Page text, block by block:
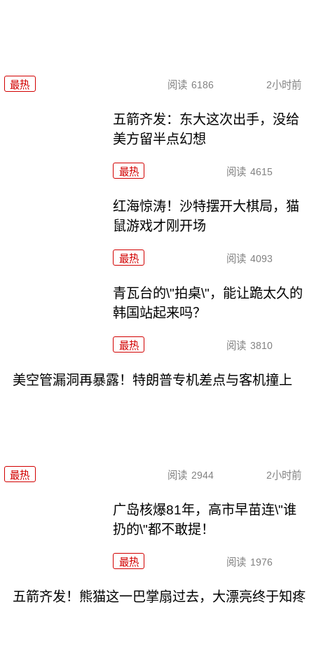
最热 阅读 6186 2小时前
五箭齐发：东大这次出手，没给
美方留半点幻想
最热 阅读 4615
红海惊涛！沙特摆开大棋局，猫
鼠游戏才刚开场
最热 阅读 4093
青瓦台的\"拍桌\"，能让跪太久的
韩国站起来吗？
最热 阅读 3810
美空管漏洞再暴露！特朗普专机差点与客机撞上
最热 阅读 2944 2小时前
广岛核爆81年，高市早苗连\"谁
扔的\"都不敢提！
最热 阅读 1976
五箭齐发！熊猫这一巴掌扇过去，大漂亮终于知疼